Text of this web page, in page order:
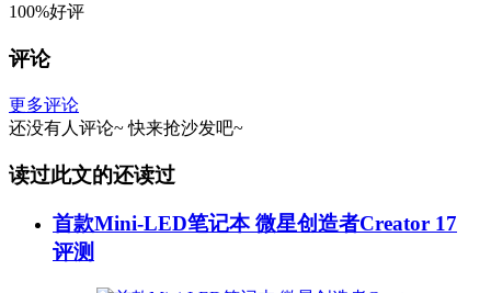
100%好评
评论
更多评论
还没有人评论~ 快来抢沙发吧~
读过此文的还读过
首款Mini-LED笔记本 微星创造者Creator 17
评测